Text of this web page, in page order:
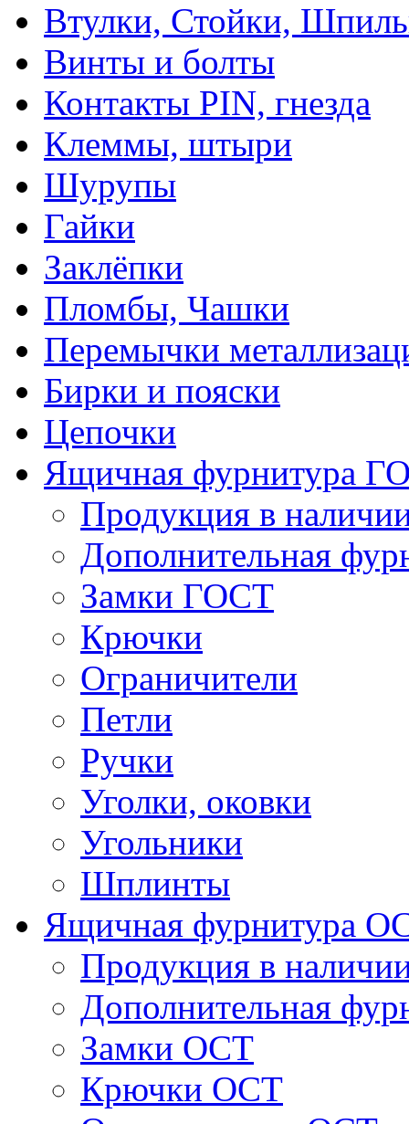
Втулки, Стойки,
Винты и болты
Контакты PIN, гнезда
Клеммы, штыри
Шурупы
Гайки
Заклёпки
Пломбы, Чашки
Перемычки
Бирки и пояски
Цепочки
Ящичная фурнитура
Продукция в
Дополнительная
Замки ГОСТ
Крючки
Ограничители
Петли
Ручки
Уголки, оковки
Угольники
Шплинты
Ящичная фурнитура
Продукция в
Дополнительная
Замки ОСТ
Крючки ОСТ